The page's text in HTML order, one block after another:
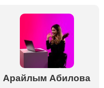
Арайлым Абилова